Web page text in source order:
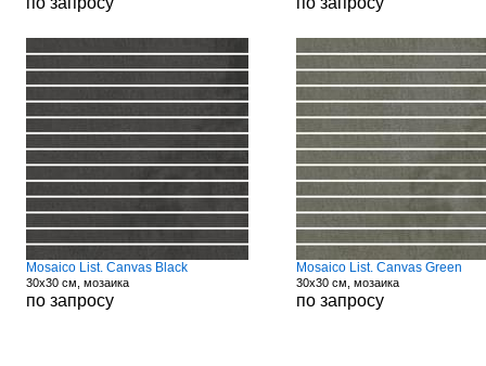
Mosaico List. Canvas Black
30x30 см, мозаика
по запросу
Mosaico List. Canvas Green
30x30 см, мозаика
по запросу